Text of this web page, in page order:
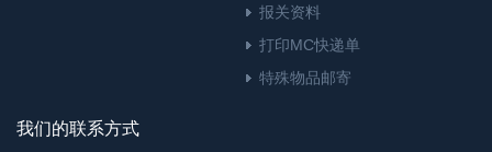
报关资料
打印MC快递单
特殊物品邮寄
我们的联系方式